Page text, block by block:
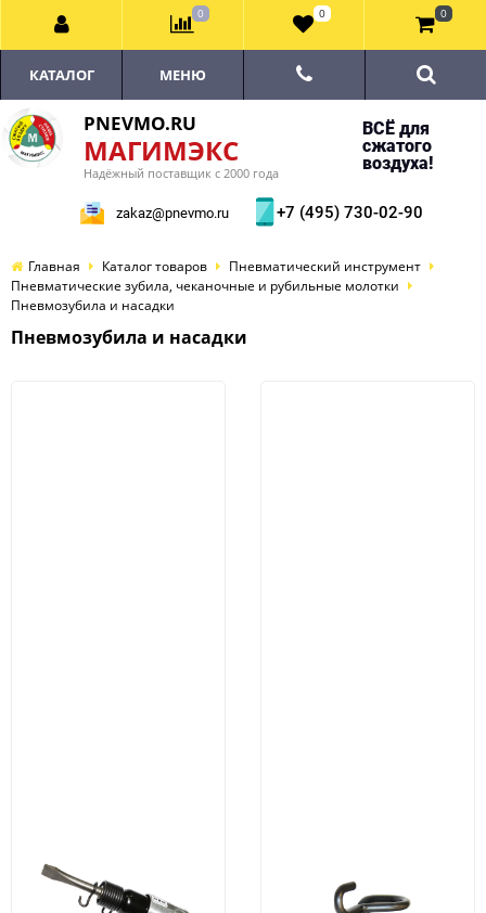
PNEVMO.RU
МАГИМЭКС
Надёжный поставщик с 2000 года
ВСЁ для
сжатого
воздуха!
zakaz@pnevmo.ru +7 (495) 730-02-90
КАТАЛОГ МЕНЮ
Главная Каталог товаров
Пневматический инструмент
Пневматические зубила, чеканочные и рубильные молотки
Пневмозубила и насадки
Пневмозубила и насадки
0 0 0